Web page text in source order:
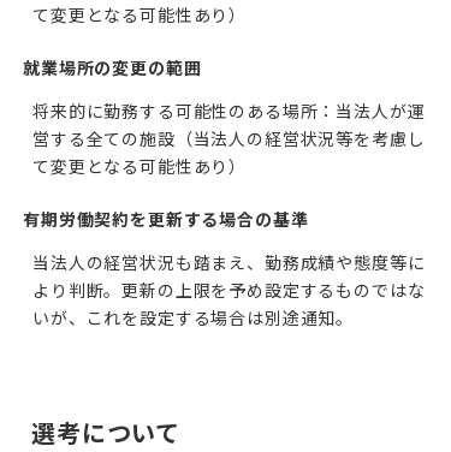
て変更となる可能性あり）
就業場所の変更の範囲
将来的に勤務する可能性のある場所：当法人が運
営する全ての施設（当法人の経営状況等を考慮し
て変更となる可能性あり）
有期労働契約を更新する場合の基準
当法人の経営状況も踏まえ、勤務成績や態度等に
より判断。更新の上限を予め設定するものではな
いが、これを設定する場合は別途通知。
選考について